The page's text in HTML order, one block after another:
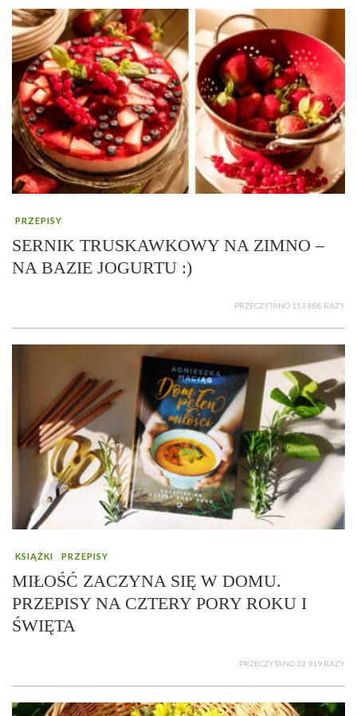
PRZEPISY
SERNIK TRUSKAWKOWY NA ZIMNO –
NA BAZIE JOGURTU :)
PRZECZYTANO 153 888 RAZY
KSIĄŻKI PRZEPISY
MIŁOŚĆ ZACZYNA SIĘ W DOMU.
PRZEPISY NA CZTERY PORY ROKU I
ŚWIĘTA
PRZECZYTANO 33 919 RAZY